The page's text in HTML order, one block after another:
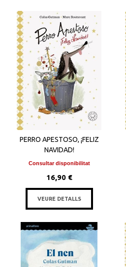
PERRO APESTOSO, ¡FELIZ
NAVIDAD!
Consultar disponibilitat
16,90 €
VEURE DETALLS